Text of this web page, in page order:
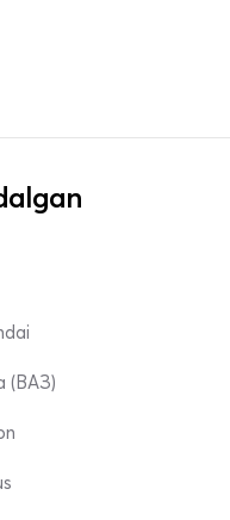
(ВАЗ)